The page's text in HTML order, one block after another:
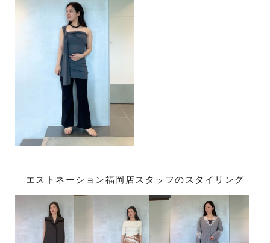
エストネーション福岡店スタッフのスタイリング